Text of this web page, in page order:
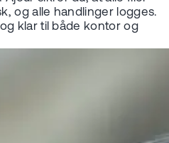
og alle handlinger logges.
klar til både kontor og